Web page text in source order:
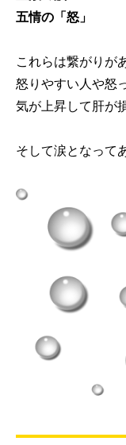
五情の「怒」
これらは繋がりが
怒りやすい人や怒
気が上昇して肝が
そして涙となって